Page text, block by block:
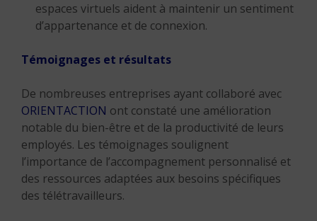
espaces virtuels aident à maintenir un sentiment
d’appartenance et de connexion.
Témoignages et résultats
De nombreuses entreprises ayant collaboré avec
ORIENTACTION ont constaté une amélioration
notable du bien-être et de la productivité de leurs
employés. Les témoignages soulignent
l’importance de l’accompagnement personnalisé et
des ressources adaptées aux besoins spécifiques
des télétravailleurs.